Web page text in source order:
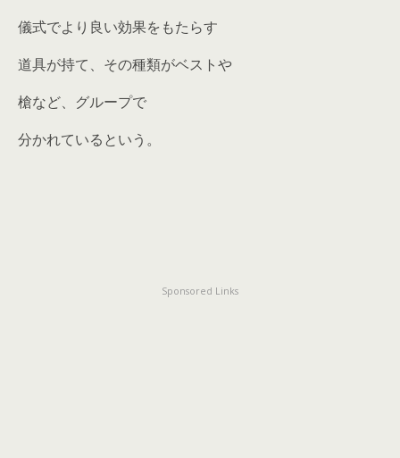
儀式でより良い効果をもたらす
道具が持て、その種類がベストや
槍など、グループで
分かれているという。
Sponsored Links